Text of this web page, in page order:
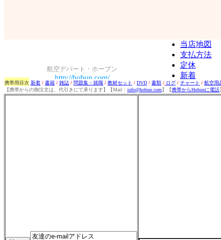
携帯用目次 新着 / 書籍 / 雑誌 / 問題集・就職 / 教材セット / DVD / 書類 / ログ / チャート / 航空用
【携帯からの御注文は、代引きにて承ります】【Mail： info@hobun.com】【携帯からHobunに電話